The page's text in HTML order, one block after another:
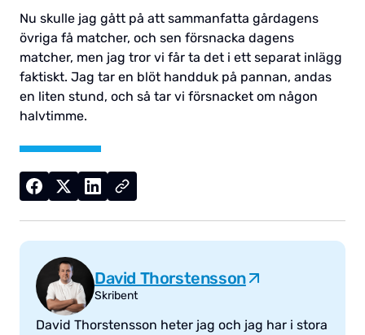
Nu skulle jag gått på att sammanfatta gårdagens
övriga få matcher, och sen försnacka dagens
matcher, men jag tror vi får ta det i ett separat inlägg
faktiskt. Jag tar en blöt handduk på pannan, andas
en liten stund, och så tar vi försnacket om någon
halvtimme.
David Thorstensson
Skribent
David Thorstensson heter jag och jag har i stora